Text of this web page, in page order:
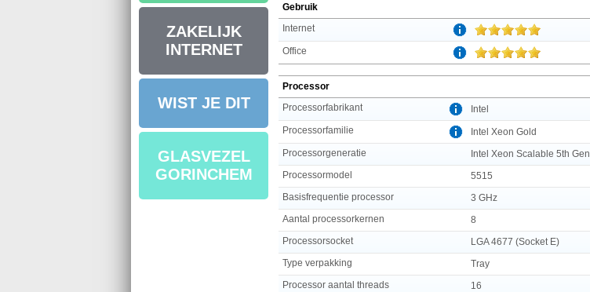
ZAKELIJK
INTERNET
WIST JE DIT
GLASVEZEL
GORINCHEM
Gebruik
Internet
Office
Processor
Processorfabrikant
Intel
Processorfamilie
Intel Xeon Gold
Processorgeneratie
Intel Xeon Scalable 5th Gen
Processormodel
5515
Basisfrequentie processor
3 GHz
Aantal processorkernen
8
Processorsocket
LGA 4677 (Socket E)
Type verpakking
Tray
Processor aantal threads
16